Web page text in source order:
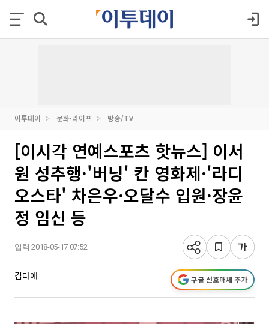
이투데이 문화·라이프 방송/TV
[이시각 연예스포츠 핫뉴스] 이서
원 성추행·'버닝' 칸 영화제·'라디
오스타' 차은우·오달수 입원·장윤
정 임신 등
입력 2018-05-17 07:52
김다애 구글 선호매체 추가